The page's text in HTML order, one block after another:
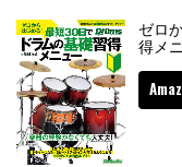
ゼロ
得メ